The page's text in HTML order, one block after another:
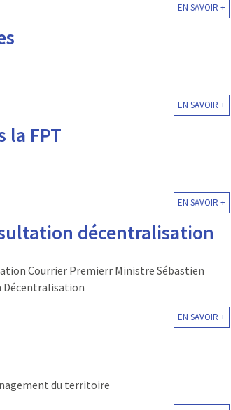
EN SAVOIR +
EN SAVOIR +
la FPT
EN SAVOIR +
décentralisation
Courrier Premierr Ministre Sébastien
Décentralisation
EN SAVOIR +
du territoire